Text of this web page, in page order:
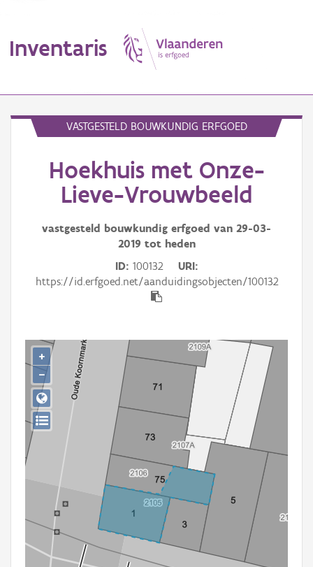
Inventaris
Erfgoedobject
Aanduidingsobject
Waarneming
Gebeurtenis
Downloads
Hergebruik
Aanmelden
VASTGESTELD BOUWKUNDIG ERFGOED
Hoekhuis met Onze-
Lieve-Vrouwbeeld
vastgesteld bouwkundig erfgoed van 29-03-
2019 tot heden
ID 100132
URI
https://id.erfgoed.net/aanduidingsobjecten/100132
+
−